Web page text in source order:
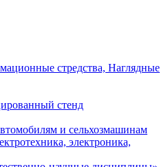
стредства, Наглядные
стенд
и сельхозмашинам
электроника,